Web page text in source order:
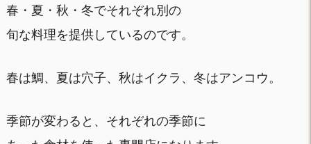
春・夏・秋・冬でそれぞれ別の
旬な料理を提供しているのです。
春は鯛、夏は穴子、秋はイクラ、冬はアンコウ。
季節が変わると、それぞれの季節に